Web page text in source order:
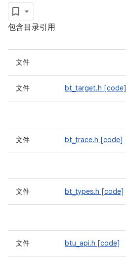
包含目录引用
文件
文件 bt_target.h [code]
文件 bt_trace.h [code]
文件 bt_types.h [code]
文件 btu_api.h [code]